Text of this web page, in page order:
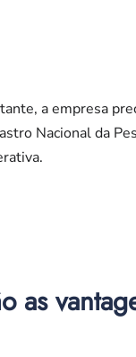
a empresa
Nacional da
as